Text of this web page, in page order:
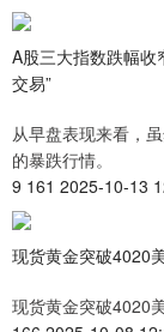
A股三大指数跌幅收
交易”
从早盘表现来看，
的暴跌行情。
9 161 2025-10-13
现货黄金突破4020
现货黄金突破4020